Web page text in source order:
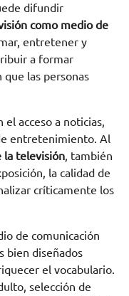
difundir
como medio de
entretener y
a formar
las personas
el acceso a noticias,
entretenimiento. Al
la televisión, también
la calidad de
críticamente los
de comunicación
bien diseñados
el vocabulario.
selección de